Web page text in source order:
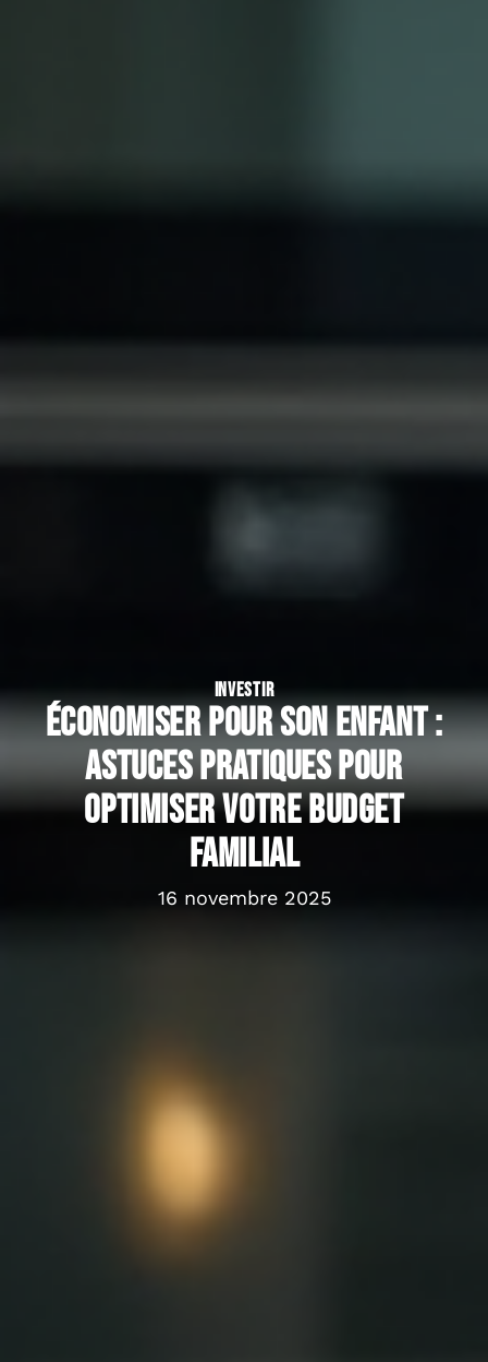
INVESTIR
Économiser pour son enfant :
astuces pratiques pour
optimiser votre budget
familial
16 novembre 2025